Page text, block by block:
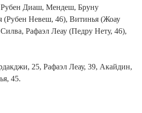
Диаш, Мендеш, Бруну
(Рубен Невеш, 46), Витинья (Жоау
Рафаэл Леау (Педру Нету, 46),
25, Рафаэл Леау, 39, Акайдин,
45.